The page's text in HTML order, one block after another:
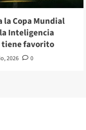
la Copa Mundial
la Inteligencia
favorito
2026 0